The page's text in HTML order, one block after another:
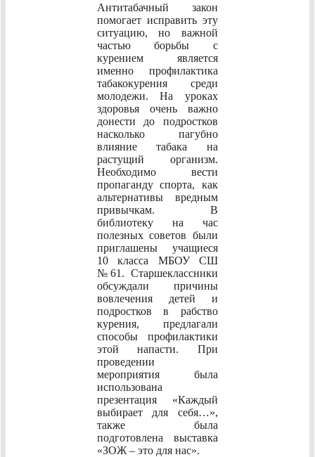
Антитабачный закон
помогает исправить эту
ситуацию, но важной
частью борьбы с
курением является
именно профилактика
табакокурения среди
молодежи. На уроках
здоровья очень важно
донести до подростков
насколько пагубно
влияние табака на
растущий организм.
Необходимо вести
пропаганду спорта, как
альтернативы вредным
привычкам. В
библиотеку на час
полезных советов были
приглашены учащиеся
10 класса МБОУ СШ
№61. Старшеклассники
обсуждали причины
вовлечения детей и
подростков в рабство
курения, предлагали
способы профилактики
этой напасти. При
проведении
мероприятия была
использована
презентация «Каждый
выбирает для себя…»,
также была
подготовлена выставка
«ЗОЖ – это для нас».